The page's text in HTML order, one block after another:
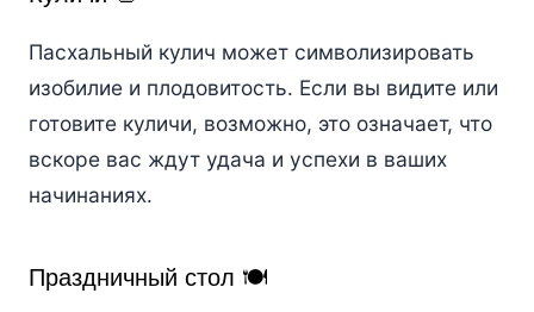
Пасхальный кулич может символизировать
изобилие и плодовитость. Если вы видите или
готовите куличи, возможно, это означает, что
вскоре вас ждут удача и успехи в ваших
начинаниях.
Праздничный стол 🍽️